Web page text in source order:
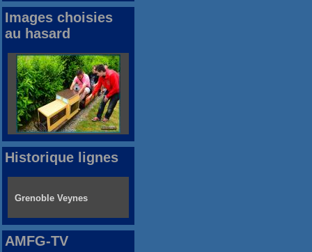
Images choisies
au hasard
Historique lignes
Grenoble Veynes
AMFG-TV